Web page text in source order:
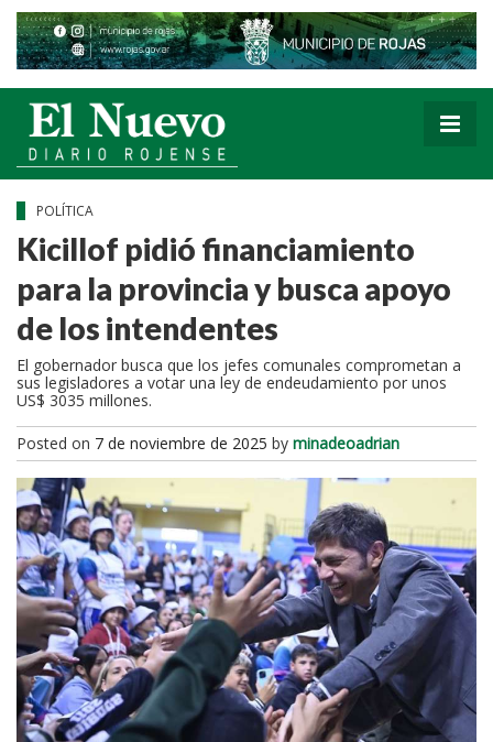
POLÍTICA
Kicillof pidió financiamiento
para la provincia y busca apoyo
de los intendentes
El gobernador busca que los jefes comunales comprometan a
sus legisladores a votar una ley de endeudamiento por unos
US$ 3035 millones.
Posted on 7 de noviembre de 2025 by minadeoadrian